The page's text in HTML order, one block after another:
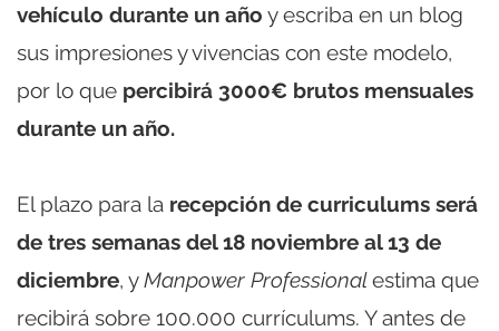
vehículo durante un año y escriba en un blog
sus impresiones y vivencias con este modelo,
por lo que percibirá 3000€ brutos mensuales
durante un año.
El plazo para la recepción de curriculums será
de tres semanas del 18 noviembre al 13 de
diciembre, yManpower Professionalestima que
recibirá sobre 100.000 currículums. Y antes de